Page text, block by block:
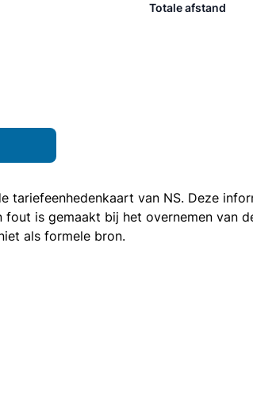
Totale afstand
tariefeenhedenkaart van NS. Deze
is gemaakt bij het overnemen van
als formele bron.